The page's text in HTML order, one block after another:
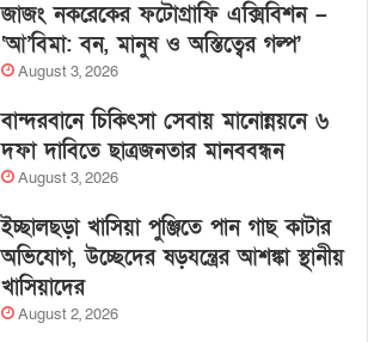
জাজং নকরেকের ফটোগ্রাফি এক্সিবিশন –
‘আ’বিমা: বন, মানুষ ও অস্তিত্বের গল্প’
August 3, 2026
বান্দরবানে চিকিৎসা সেবায় মানোন্নয়নে ৬
দফা দাবিতে ছাত্রজনতার মানববন্ধন
August 3, 2026
ইচ্ছালছড়া খাসিয়া পুঞ্জিতে পান গাছ কাটার
অভিযোগ, উচ্ছেদের ষড়যন্ত্রের আশঙ্কা স্থানীয়
খাসিয়াদের
August 2, 2026